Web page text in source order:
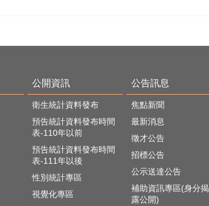
公開資訊
衛生統計資料發布
預告統計資料發布時間
表-110年以前
預告統計資料發布時間
表-111年以後
性別統計專區
視覺化專區
公告訊息
焦點新聞
最新消息
徵才公告
招標公告
公示送達公告
補助資訊專區(身分揭
露公開)